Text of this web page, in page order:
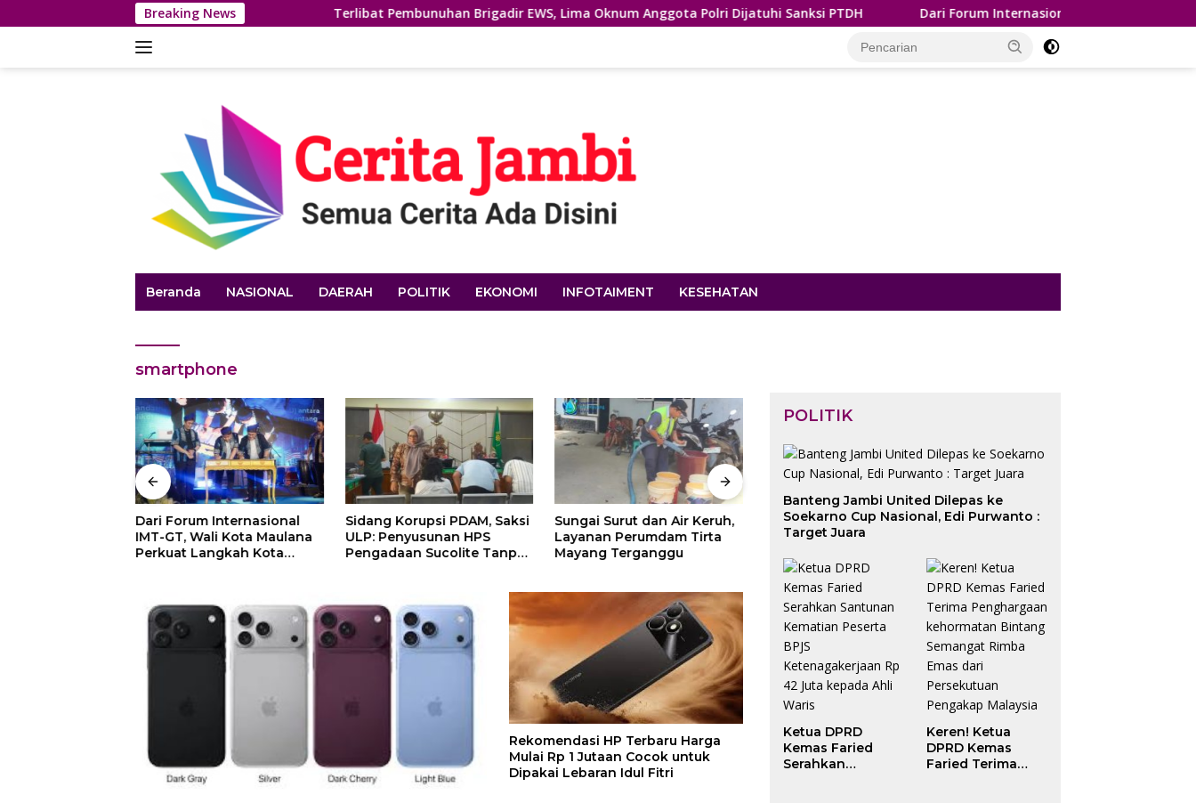
ke
Breaking News Terlibat Pembunuhan Brigadir EWS, Lima Oknum Anggota Polri Dijatuhi Sanksi PTDH Dari Forum Internasional IMT-GT, Wali Kota Maulana
Beranda NASIONAL DAERAH POLITIK EKONOMI INFOTAIMENT KESEHATAN
smartphone
Dari Forum Internasional
IMT-GT, Wali Kota Maulana
Perkuat Langkah Kota
Sidang Korupsi PDAM, Saksi
ULP: Penyusunan HPS
Pengadaan Sucolite Tanpa
Sungai Surut dan Air Keruh,
Layanan Perumdam Tirta
Mayang Terganggu
Catut Nama Kajati hingga
Asisten Intelijen dan Kasi
Himbau Masyarakat
Waspada
Bea Cukai Jambi Ungkap
Rp250 Juta Lewat
Mekanisme Ultimum
Remedium
Rekomendasi HP Terbaru Harga
Mulai Rp 1 Jutaan Cocok untuk
Dipakai Lebaran Idul Fitri
POLITIK
Banteng Jambi United Dilepas ke
Soekarno Cup Nasional, Edi Purwanto :
Target Juara
Ketua DPRD
Kemas Faried
Serahkan
Keren! Ketua
DPRD Kemas
Faried Terima